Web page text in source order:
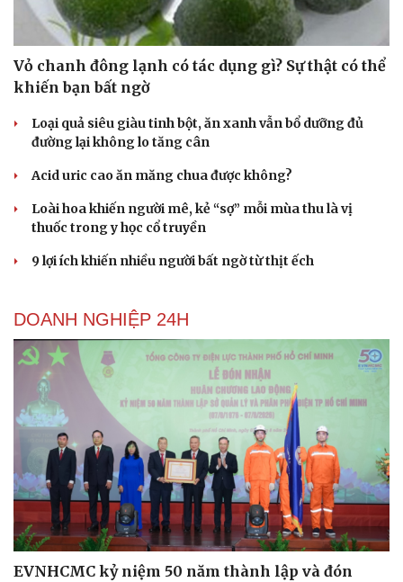
Săn Tour
Kể chuyện cho bé
Hạt giống tâm hồn
Vỏ chanh đông lạnh có tác dụng gì? Sự thật có thể
khiến bạn bất ngờ
Loại quả siêu giàu tinh bột, ăn xanh vẫn bổ dưỡng đủ
đường lại không lo tăng cân
Acid uric cao ăn măng chua được không?
Loài hoa khiến người mê, kẻ “sợ” mỗi mùa thu là vị
thuốc trong y học cổ truyền
9 lợi ích khiến nhiều người bất ngờ từ thịt ếch
DOANH NGHIỆP 24H
EVNHCMC kỷ niệm 50 năm thành lập và đón